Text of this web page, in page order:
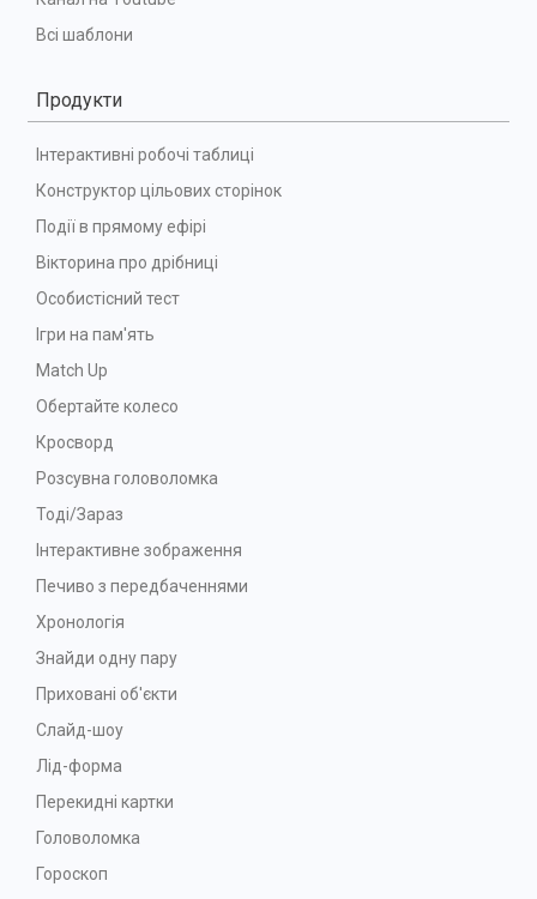
Всі шаблони
Продукти
Інтерактивні робочі таблиці
Конструктор цільових сторінок
Події в прямому ефірі
Вікторина про дрібниці
Особистісний тест
Ігри на пам'ять
Match Up
Обертайте колесо
Кросворд
Розсувна головоломка
Тоді/Зараз
Інтерактивне зображення
Печиво з передбаченнями
Хронологія
Знайди одну пару
Приховані об'єкти
Слайд-шоу
Лід-форма
Перекидні картки
Головоломка
Гороскоп